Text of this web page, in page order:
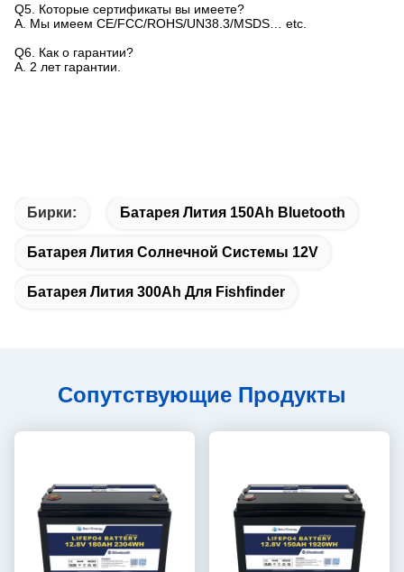
Q5. Которые сертификаты вы имеете?
A. Мы имеем CE/FCC/ROHS/UN38.3/MSDS… etc.
Q6. Как о гарантии?
A. 2 лет гарантии.
Бирки: Батарея Лития 150Ah Bluetooth
Батарея Лития Солнечной Системы 12V
Батарея Лития 300Ah Для Fishfinder
Сопутствующие Продукты